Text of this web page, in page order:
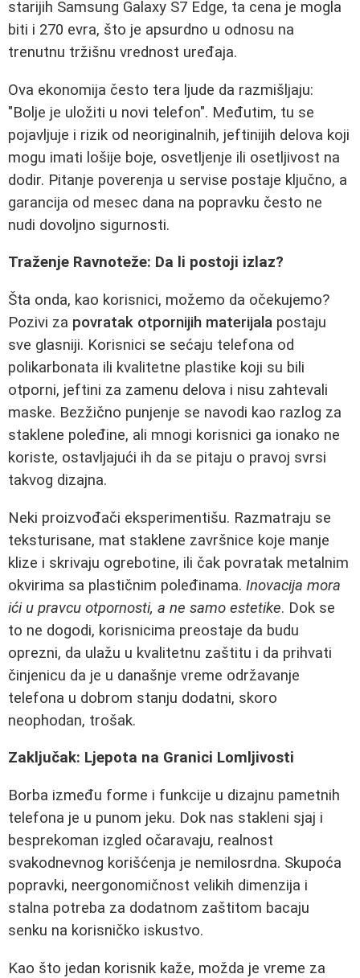
starijih Samsung Galaxy S7 Edge, ta cena je mogla
biti i 270 evra, što je apsurdno u odnosu na
trenutnu tržišnu vrednost uređaja.
Ova ekonomija često tera ljude da razmišljaju:
"Bolje je uložiti u novi telefon". Međutim, tu se
pojavljuje i rizik od neoriginalnih, jeftinijih delova koji
mogu imati lošije boje, osvetljenje ili osetljivost na
dodir. Pitanje poverenja u servise postaje ključno, a
garancija od mesec dana na popravku često ne
nudi dovoljno sigurnosti.
Traženje Ravnoteže: Da li postoji izlaz?
Šta onda, kao korisnici, možemo da očekujemo?
Pozivi za povratak otpornijih materijala postaju
sve glasniji. Korisnici se sećaju telefona od
polikarbonata ili kvalitetne plastike koji su bili
otporni, jeftini za zamenu delova i nisu zahtevali
maske. Bezžično punjenje se navodi kao razlog za
staklene poleđine, ali mnogi korisnici ga ionako ne
koriste, ostavljajući ih da se pitaju o pravoj svrsi
takvog dizajna.
Neki proizvođači eksperimentišu. Razmatraju se
teksturisane, mat staklene završnice koje manje
klize i skrivaju ogrebotine, ili čak povratak metalnim
okvirima sa plastičnim poleđinama. Inovacija mora
ići u pravcu otpornosti, a ne samo estetike. Dok se
to ne dogodi, korisnicima preostaje da budu
oprezni, da ulažu u kvalitetnu zaštitu i da prihvati
činjenicu da je u današnje vreme održavanje
telefona u dobrom stanju dodatni, skoro
neophodan, trošak.
Zaključak: Ljepota na Granici Lomljivosti
Borba između forme i funkcije u dizajnu pametnih
telefona je u punom jeku. Dok nas stakleni sjaj i
besprekoman izgled očaravaju, realnost
svakodnevnog korišćenja je nemilosrdna. Skupoća
popravki, neergonomičnost velikih dimenzija i
stalna potreba za dodatnom zaštitom bacaju
senku na korisničko iskustvo.
Kao što jedan korisnik kaže, možda je vreme za